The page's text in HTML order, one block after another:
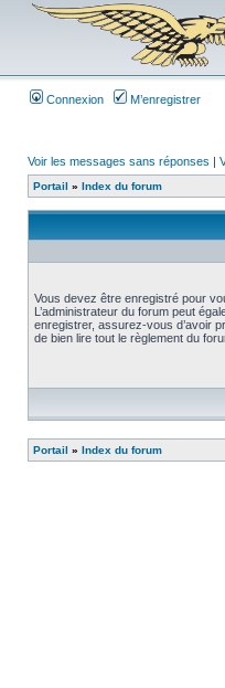
Connexion M’enregistrer
Voir les messages sans réponses |
Portail » Index du forum
Vous devez être enregistré pour
L’administrateur du forum peut
enregistrer, assurez-vous d’avoir
de bien lire tout le règlement du
Portail » Index du forum